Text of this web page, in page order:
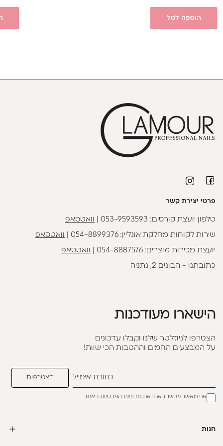
הוספה לסל
פרטי יצירת קשר
טלפון יועצת קורסים: 053-9593593 וואטסאפ
שירות לקוחות מחלקת אונליין:054-8899376 וואטסאפ
יועצת מכירות מוצרים:054-8887576 וואטסאפ
כתובתנו - הבונים 2, נתניה
הישארו מעודכנות
הצטרפו לניוזלטר שלנו וקבלו עדכונים
על המבצעים החמים וההטבות הכי שוות!
אני מאשר/ת שקראתי את מדיניות הפרטיותבאתר
חנות